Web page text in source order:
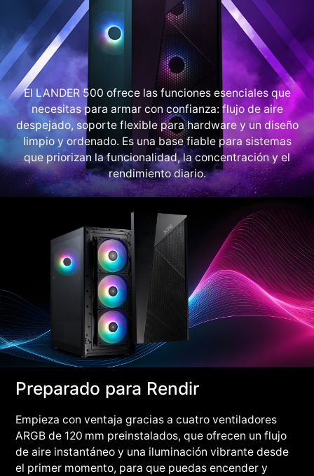
El LANDER 500 ofrece las funciones esenciales que
necesitas para armar con confianza: flujo de aire
despejado, soporte flexible para hardware y un diseño
limpio y ordenado. Es una base fiable para sistemas
que priorizan la funcionalidad, la concentración y el
rendimiento diario.
Preparado para Rendir
Empieza con ventaja gracias a cuatro ventiladores
ARGB de 120 mm preinstalados, que ofrecen un flujo
de aire instantáneo y una iluminación vibrante desde
el primer momento, para que puedas encender y